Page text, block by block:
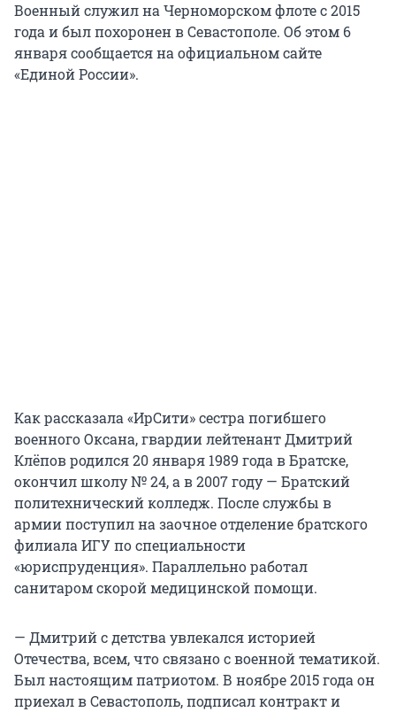
Военный служил на Черноморском флоте с 2015
года и был похоронен в Севастополе. Об этом 6
января сообщается на официальном сайте
«Единой России».
Как рассказала «ИрСити» сестра погибшего
военного Оксана, гвардии лейтенант Дмитрий
Клёпов родился 20 января 1989 года в Братске,
окончил школу № 24, а в 2007 году — Братский
политехнический колледж. После службы в
армии поступил на заочное отделение братского
филиала ИГУ по специальности
«юриспруденция». Параллельно работал
санитаром скорой медицинской помощи.
— Дмитрий с детства увлекался историей
Отечества, всем, что связано с военной тематикой.
Был настоящим патриотом. В ноябре 2015 года он
приехал в Севастополь, подписал контракт и